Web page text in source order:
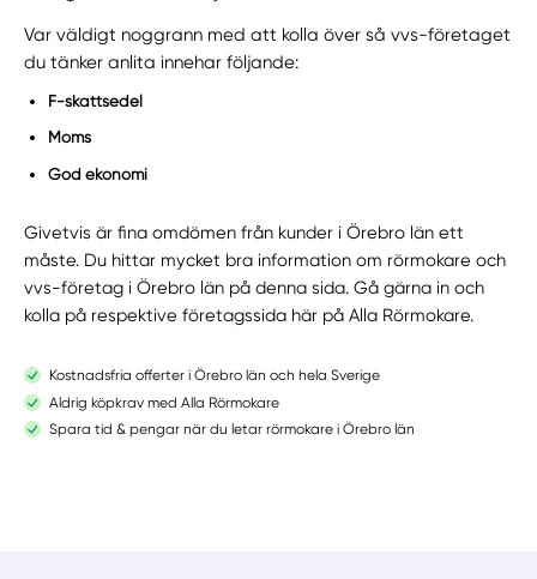
Var väldigt noggrann med att kolla över så vvs-företaget
du tänker anlita innehar följande:
F-skattsedel
Moms
God ekonomi
Givetvis är fina omdömen från kunder i Örebro län ett
måste. Du hittar mycket bra information om rörmokare och
vvs-företag i Örebro län på denna sida. Gå gärna in och
kolla på respektive företagssida här på Alla Rörmokare.
Kostnadsfria offerter i Örebro län och hela Sverige
Aldrig köpkrav med Alla Rörmokare
Spara tid & pengar när du letar rörmokare i Örebro län